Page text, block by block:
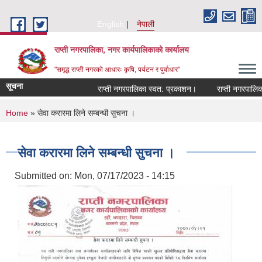
English
नेपाली
राप्ती नगरपालिका, नगर कार्यपालिकाको कार्यालय
"समृद्ध राप्ती नगरको आधारः कृषि, पर्यटन र पुर्वाधार"
सूचना राप्ती नगरपालिका स्वत: प्रकाशन। राप्ती
You are here
Home » सेवा करारमा लिने सम्बन्धी सुचना ।
सेवा करारमा लिने सम्बन्धी सुचना ।
Submitted on: Mon, 07/17/2023 - 14:15